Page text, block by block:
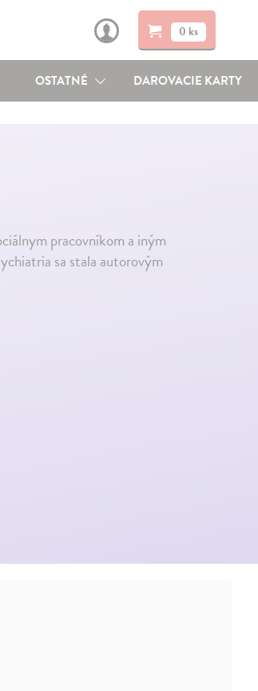
0 ks
OSTATNÉ DAROVACIE KARTY
pracovníkom a iným
sa stala autorovým